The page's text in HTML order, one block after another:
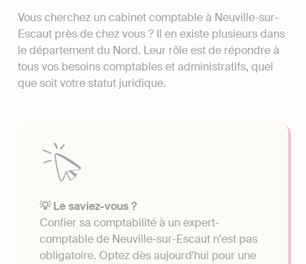
Vous cherchez un cabinet comptable à Neuville-sur-
Escaut près de chez vous ? Il en existe plusieurs dans
le département du Nord. Leur rôle est de répondre à
tous vos besoins comptables et administratifs, quel
que soit votre statut juridique.
💡 Le saviez-vous ?
Confier sa comptabilité à un expert-
comptable de Neuville-sur-Escaut n'est pas
obligatoire. Optez dès aujourd'hui pour une